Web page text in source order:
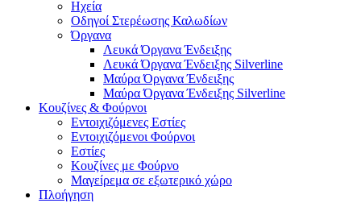
Ηχεία
Οδηγοί Στερέωσης Καλωδίων
Όργανα
Λευκά Όργανα Ένδειξης
Λευκά Όργανα Ένδειξης Silverline
Μαύρα Όργανα Ένδειξης
Μαύρα Όργανα Ένδειξης Silverline
Κουζίνες & Φούρνοι
Εντοιχιζόμενες Εστίες
Εντοιχιζόμενοι Φούρνοι
Εστίες
Κουζίνες με Φούρνο
Μαγείρεμα σε εξωτερικό χώρο
Πλοήγηση